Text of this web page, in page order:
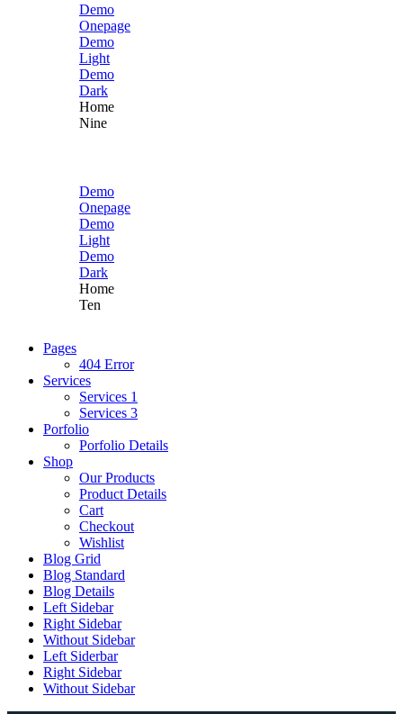
Demo
Onepage
Demo
Light
Demo
Dark
Home
Nine
Demo
Onepage
Demo
Light
Demo
Dark
Home
Ten
Pages
404 Error
Services
Services 1
Services 3
Porfolio
Porfolio Details
Shop
Our Products
Product Details
Cart
Checkout
Wishlist
Blog Grid
Blog Standard
Blog Details
Left Sidebar
Right Sidebar
Without Sidebar
Left Siderbar
Right Sidebar
Without Sidebar